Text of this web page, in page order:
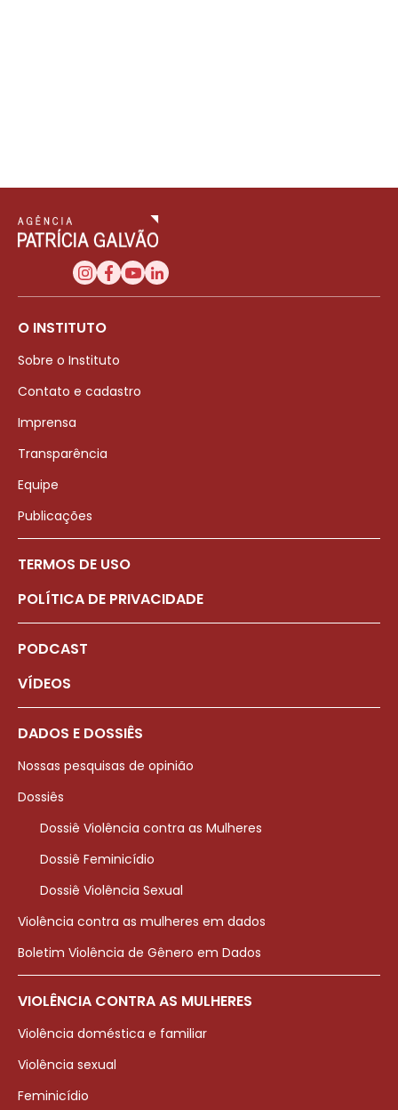
O INSTITUTO
Sobre o Instituto
Contato e cadastro
Imprensa
Transparência
Equipe
Publicações
TERMOS DE USO
POLÍTICA DE PRIVACIDADE
PODCAST
VÍDEOS
DADOS E DOSSIÊS
Nossas pesquisas de opinião
Dossiês
Dossiê Violência contra as Mulheres
Dossiê Feminicídio
Dossiê Violência Sexual
Violência contra as mulheres em dados
Boletim Violência de Gênero em Dados
VIOLÊNCIA CONTRA AS MULHERES
Violência doméstica e familiar
Violência sexual
Feminicídio